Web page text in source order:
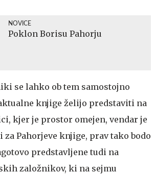
NOVICE
Poklon Borisu Pahorju
se lahko ob tem samostojno
knjige želijo predstaviti na
kjer je prostor omejen, vendar je
Pahorjeve knjige, prav tako bodo
predstavljene tudi na
založnikov, ki na sejmu